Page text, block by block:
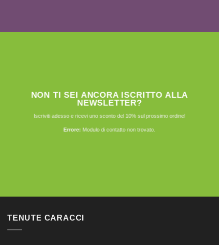
NON TI SEI ANCORA ISCRITTO ALLA
NEWSLETTER?
Iscriviti adesso e ricevi uno sconto del 10% sul prossimo ordine!
Errore: Modulo di contatto non trovato.
TENUTE CARACCI